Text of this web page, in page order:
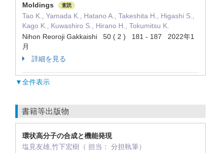
Moldings 査読
Tao K., Yamada K., Hatano A., Takeshita H., Higashi S.,
Kago K., Kuwashiro S., Hirano H., Tokumitsu K.
Nihon Reoroji Gakkaishi 50 ( 2 ) 181 - 187 2022年1
月
詳細を見る
▼全件表示
書籍等出版物
環状高分子の合成と機能発現
塩見友雄,竹下宏樹（ 担当： 分担執筆）